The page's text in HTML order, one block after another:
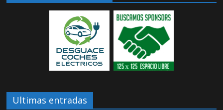
Ultimas entradas